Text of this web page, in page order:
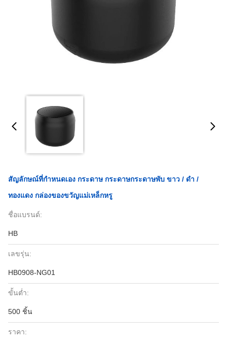
สัญลักษณ์ที่กําหนดเอง กระดาษ กระดาษกระดาษพับ ขาว / ดํา /
ทองแดง กล่องของขวัญแม่เหล็กหรู
ชื่อแบรนด์:
HB
เลขรุ่น:
HB0908-NG01
ขั้นต่ำ:
500 ชิ้น
ราคา: